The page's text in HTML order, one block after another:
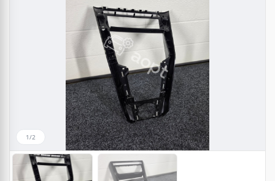
1/2